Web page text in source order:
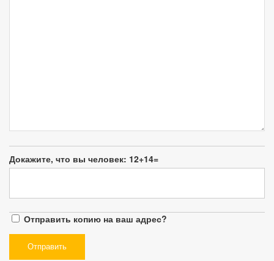
Докажите, что вы человек: 12+14=
Отправить копию на ваш адрес?